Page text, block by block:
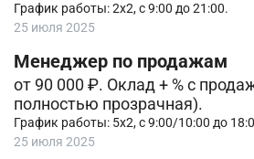
График работы: 2х2, с 9:00 до 21:00.
25 июля 2025
Менеджер по продажам
от 90 000 ₽. Оклад + % с
полностью прозрачная).
График работы: 5х2, с 9:00/10:00 до
25 июля 2025